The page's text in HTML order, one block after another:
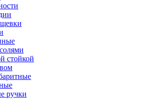
стойкой
ручки